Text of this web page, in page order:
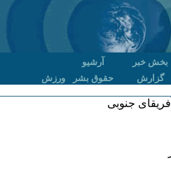
بخش خبر
آرشیو
گزارش حقوق بشر ورزش